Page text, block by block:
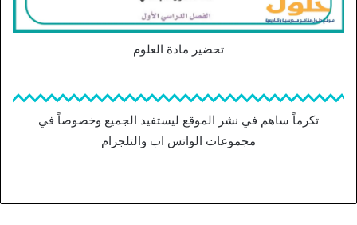
تحضير مادة العلوم
تكرماً ساهم في نشر الموقع ليستفيد الجميع وخصوصاً في
مجموعات الواتس اب والتلجرام